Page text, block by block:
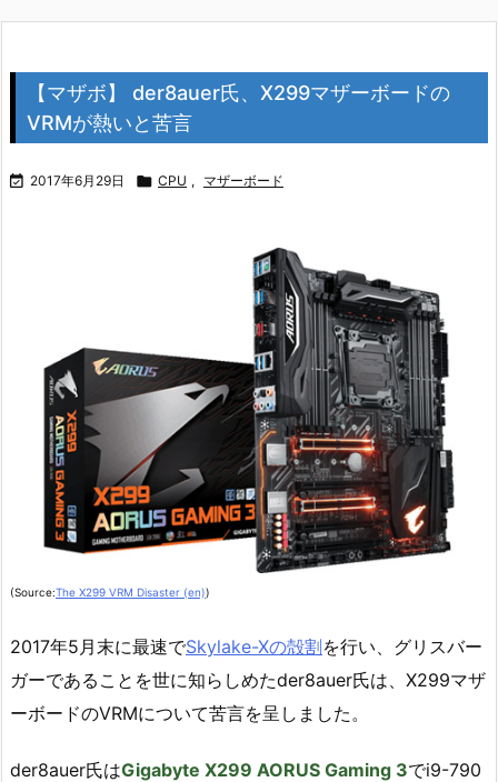
【マザボ】 der8auer氏、X299マザーボードの
VRMが熱いと苦言
 2017年6月29日  CPU , マザーボード
(Source:The X299 VRM Disaster (en))
2017年5月末に最速でSkylake-Xの殻割を行い、グリスバー
ガーであることを世に知らしめたder8auer氏は、X299マザ
ーボードのVRMについて苦言を呈しました。
der8auer氏はGigabyte X299 AORUS Gaming 3でi9-790